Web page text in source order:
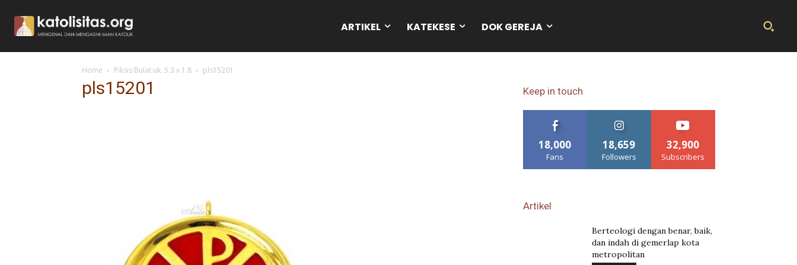
ARTIKEL KATEKESE DOK GEREJA
Home Piksis Bulat uk. 5.3 x 1.8 pls15201
pls15201 Keep in touch
18,000
Fans
18,659
Followers
32,900
Subscribers
Artikel
Berteologi dengan benar, baik,
dan indah di gemerlap kota
metropolitan